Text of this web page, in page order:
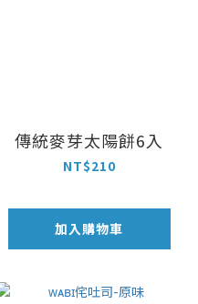
傳統麥芽太陽餅6入
NT$210
加入購物車